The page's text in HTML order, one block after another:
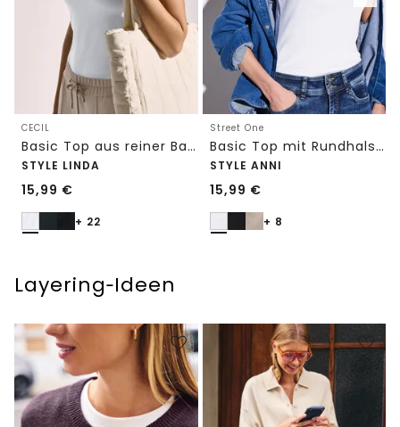
CECIL
Basic Top aus reiner Baumwolle
STYLE LINDA
15,99 €
+ 22
Street One
Basic Top mit Rundhals in Unifarbe
STYLE ANNI
15,99 €
+ 8
Layering‑Ideen